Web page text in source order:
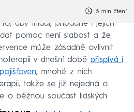
6 min čtení
aby mladí, případně i jejich
pomoc není slabost a že
může zásadně ovlivnit
v dnešní době přispívá i
, mnohé z nich
takže se již nejedná o
o běžnou součást lidských